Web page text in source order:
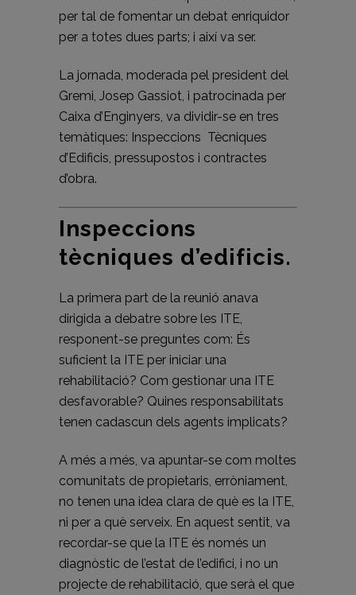
per tal de fomentar un debat enriquidor
per a totes dues parts; i així va ser.
La jornada, moderada pel president del
Gremi, Josep Gassiot, i patrocinada per
Caixa d’Enginyers, va dividir-se en tres
temàtiques: Inspeccions Tècniques
d’Edificis, pressupostos i contractes
d’obra.
Inspeccions
tècniques d’edificis.
La primera part de la reunió anava
dirigida a debatre sobre les ITE,
responent-se preguntes com: És
suficient la ITE per iniciar una
rehabilitació? Com gestionar una ITE
desfavorable? Quines responsabilitats
tenen cadascun dels agents implicats?
A més a més, va apuntar-se com moltes
comunitats de propietaris, erròniament,
no tenen una idea clara de què es la ITE,
ni per a què serveix. En aquest sentit, va
recordar-se que la ITE és només un
diagnòstic de l’estat de l’edifici, i no un
projecte de rehabilitació, que serà el que